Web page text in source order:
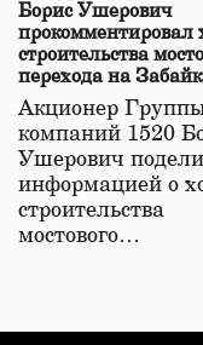
Борис Ушерович
прокомментировал
строительства
перехода на
железной дороге
Акционер
компаний 1520
Ушерович
информацией о
строительства
мостового…